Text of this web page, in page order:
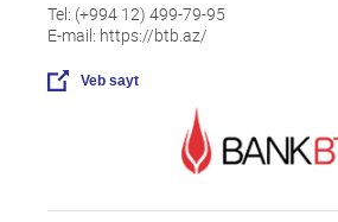
Tel: (+994 12) 499-79-95
E-mail: https://btb.az/
Veb sayt